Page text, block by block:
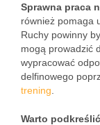
Sprawna praca
również pomaga
Ruchy powinny
mogą prowadzić
wypracować
delfinowego
trening
Warto